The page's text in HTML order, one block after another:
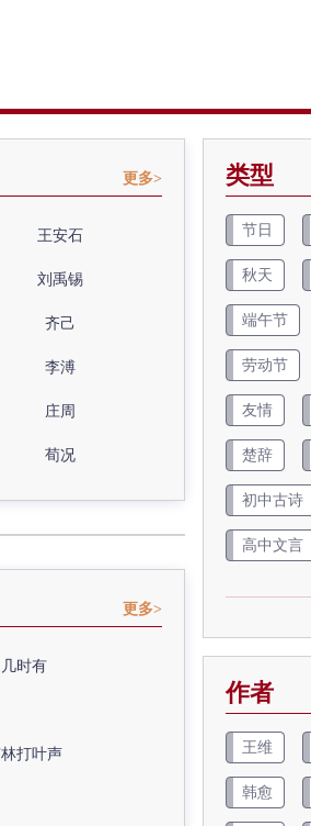
更多>
王安石
刘禹锡
齐己
李溥
庄周
荀况
更多>
时有
打叶声
类型
节日
秋天
端午节
劳动节
友情
楚辞
初中古诗
高中文言
作者
王维
韩愈